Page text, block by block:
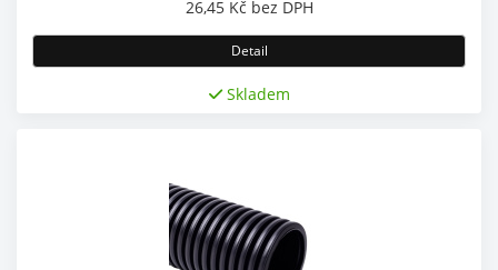
26,45 Kč bez DPH
Detail
Skladem